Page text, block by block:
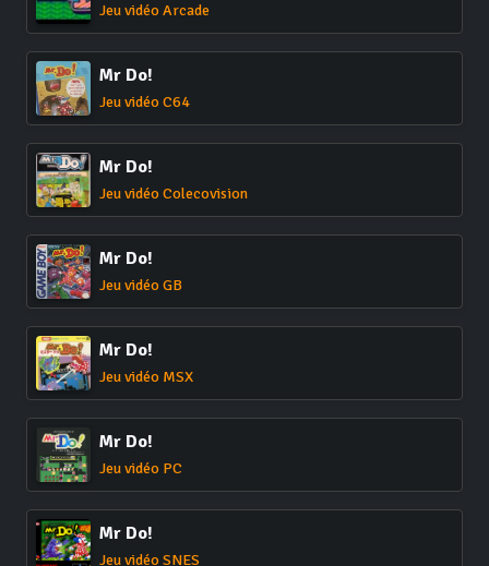
Jeu vidéo Arcade
Mr Do!
Jeu vidéo C64
Mr Do!
Jeu vidéo Colecovision
Mr Do!
Jeu vidéo GB
Mr Do!
Jeu vidéo MSX
Mr Do!
Jeu vidéo PC
Mr Do!
Jeu vidéo SNES